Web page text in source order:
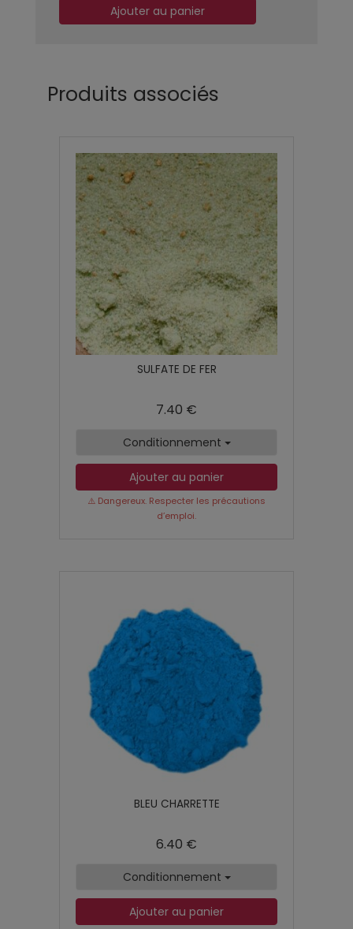
Ajouter au panier
Produits associés
SULFATE DE FER
7.40 €
Conditionnement
Ajouter au panier
⚠️ Dangereux. Respecter les précautions
d’emploi.
BLEU CHARRETTE
6.40 €
Conditionnement
Ajouter au panier